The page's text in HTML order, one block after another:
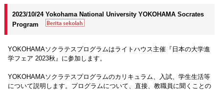
2023/10/24 Yokohama National University YOKOHAMA Socrates
Program
YOKOHAMAソクラテスプログラムはライトハウス主催『日本の大学進
学フェア 2023秋』に参加します。
YOKOHAMAソクラテスプログラムのカリキュラム、入試、学生生活等
について説明します。プログラムについて、直接、教職員に聞くことの